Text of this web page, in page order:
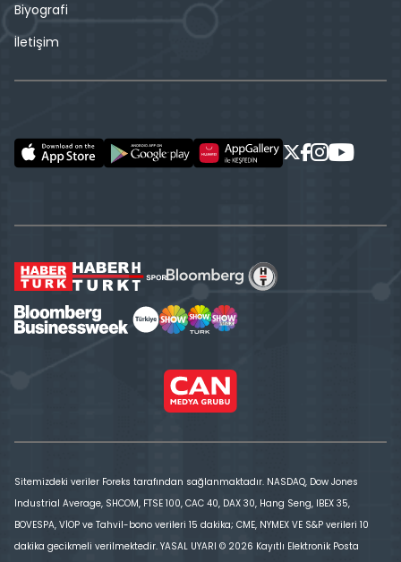
Biyografi
İletişim
Sitemizdeki veriler Foreks tarafından sağlanmaktadır. NASDAQ, Dow Jones
Industrial Average, SHCOM, FTSE 100, CAC 40, DAX 30, Hang Seng, IBEX 35,
BOVESPA, VİOP ve Tahvil-bono verileri 15 dakika; CME, NYMEX VE S&P verileri 10
dakika gecikmeli verilmektedir. YASAL UYARI © 2026 Kayıtlı Elektronik Posta